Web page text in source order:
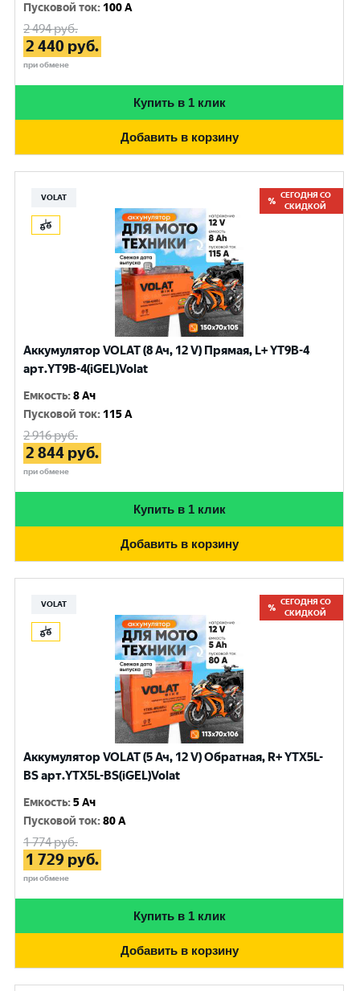
Пусковой ток: 100 A
2 494руб.
2 440 руб.
при обмене
Купить в 1 клик
Добавить в корзину
VOLAT
СЕГОДНЯ СО
СКИДКОЙ
Аккумулятор VOLAT (8 Ач, 12 V) Прямая, L+ YT9B-4
арт.YT9B-4(iGEL)Volat
Емкость:8 Ач
Пусковой ток: 115 A
2 916руб.
2 844 руб.
при обмене
Купить в 1 клик
Добавить в корзину
VOLAT
СЕГОДНЯ СО
СКИДКОЙ
Аккумулятор VOLAT (5 Ач, 12 V) Обратная, R+ YTX5L-
BS арт.YTX5L-BS(iGEL)Volat
Емкость:5 Ач
Пусковой ток:80 A
1 774руб.
1 729 руб.
при обмене
Купить в 1 клик
Добавить в корзину